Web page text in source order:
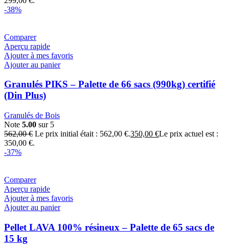
-38%
Comparer
Aperçu rapide
Ajouter à mes favoris
Ajouter au panier
Granulés PIKS – Palette de 66 sacs (990kg) certifié
(Din Plus)
Granulés de Bois
Note 5.00 sur 5
562,00€ Le prix initial était : 562,00 €.350,00 €Le prix actuel est :
350,00 €.
-37%
Comparer
Aperçu rapide
Ajouter à mes favoris
Ajouter au panier
Pellet LAVA 100% résineux – Palette de 65 sacs de
15 kg